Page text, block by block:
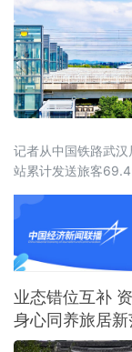
记者从中国铁路武
站累计发送旅客
日，西安至十堰高
至西安最快旅行时
前往山西、陕西方
业态错位互补
身心同养旅居